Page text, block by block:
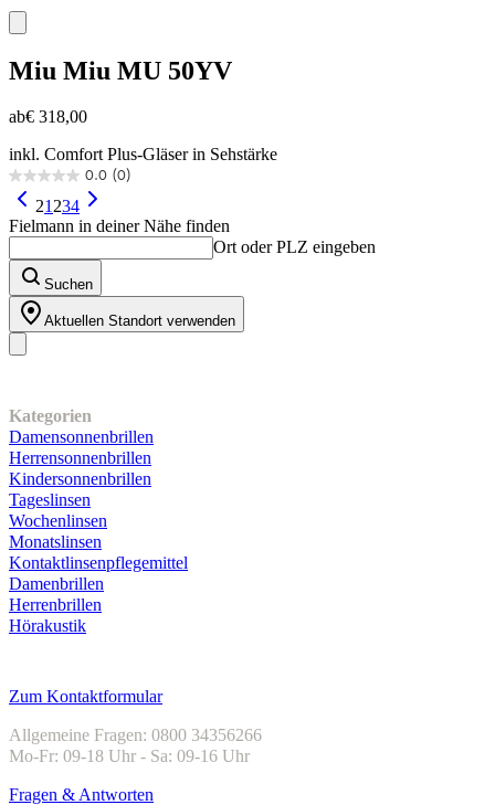
Miu Miu MU 50YV
ab€ 318,00
inkl. Comfort Plus-Gläser in Sehstärke
0.0 (0)
0.0
von
5
21234
Fielmann in deiner Nähe finden
Ort oder PLZ eingeben
Suchen
Aktuellen Standort verwenden
Kategorien
Damensonnenbrillen
Herrensonnenbrillen
Kindersonnenbrillen
Tageslinsen
Wochenlinsen
Monatslinsen
Kontaktlinsenpflegemittel
Damenbrillen
Herrenbrillen
Hörakustik
Zum Kontaktformular
Allgemeine Fragen: 0800 34356266
Mo-Fr: 09-18 Uhr - Sa: 09-16 Uhr
Fragen & Antworten